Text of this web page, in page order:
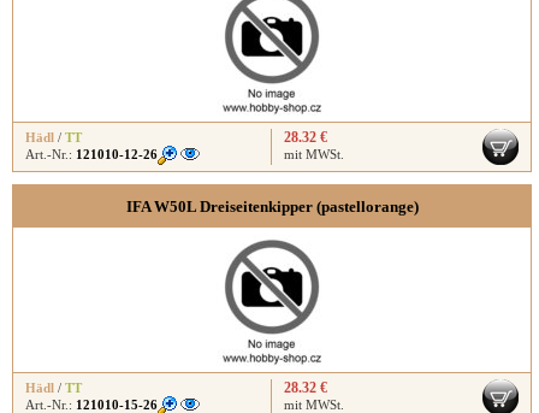
Hädl / TT
Art.-Nr.: 121010-12-26
28.32 €
mit MWSt.
IFA W50L Dreiseitenkipper (pastellorange)
Hädl / TT
Art.-Nr.: 121010-15-26
28.32 €
mit MWSt.